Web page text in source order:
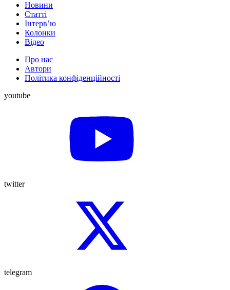
Новини
Статті
Інтерв’ю
Колонки
Відео
Про нас
Автори
Політика конфіденційності
youtube
twitter
telegram